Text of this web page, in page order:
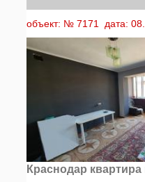
объект: № 7171 дата:
Краснодар